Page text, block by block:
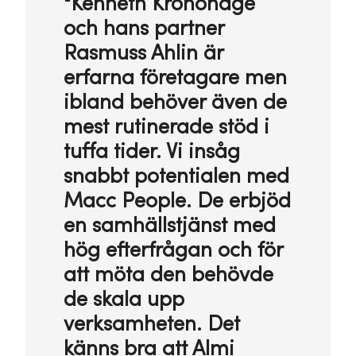
och hans partner
Rasmuss Ahlin är
erfarna företagare men
ibland behöver även de
mest rutinerade stöd i
tuffa tider. Vi insåg
snabbt potentialen med
Macc People. De erbjöd
en samhällstjänst med
hög efterfrågan och för
att möta den behövde
de skala upp
verksamheten. Det
känns bra att Almi